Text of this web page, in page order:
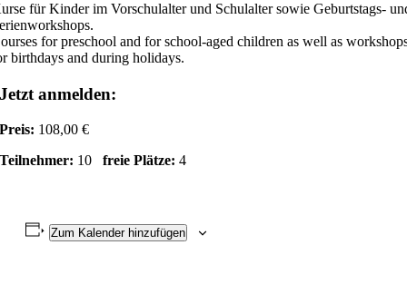
für Kinder im Vorschulalter und Schulalter sowie Geburtstags-
for preschool and for school-aged children as well as
birthdays and during holidays.
Jetzt anmelden:
Preis: 108,00 €
Teilnehmer: 10freie Plätze: 4
Zum Kalender hinzufügen